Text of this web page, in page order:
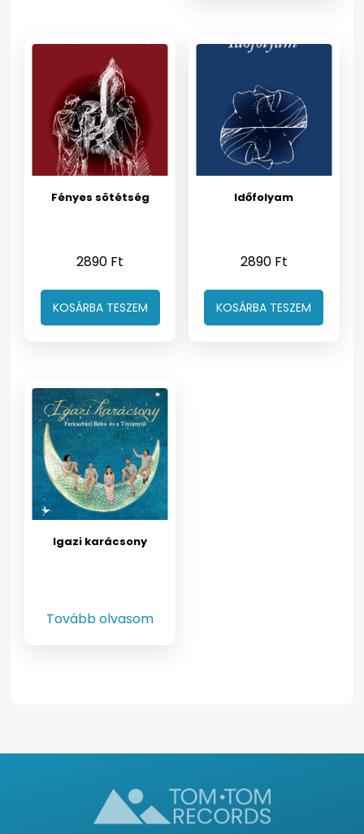
Fényes sötétség
2890 Ft
KOSÁRBA TESZEM
Időfolyam
2890 Ft
KOSÁRBA TESZEM
Igazi karácsony
Tovább olvasom